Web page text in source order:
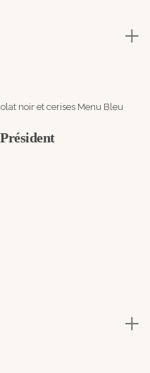
noir et cerises Menu Bleu